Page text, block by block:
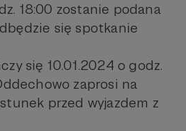
18:00 zostanie podana
się spotkanie
się 10.01.2024 o godz.
zaprosi na
przed wyjazdem z